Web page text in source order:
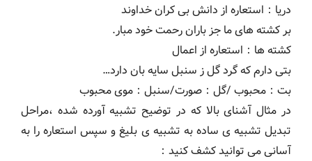
دریا：استعاره از دانش بی کران خداوند
بر کشته های ما جز باران رحمت خود مبار.
کشته ها：استعاره از اعمال
بتی دارم که گرد گل ز سنبل سایه بان دارد…
بت：محبوب /گل：صورت/سنبل：موی محبوب
در مثال آشنای بالا که در توضیح تشبیه آورده شده ،مراحل
تبدیل تشبیه ی ساده به تشبیه ی بلیغ و سپس استعاره را به
آسانی می توانید کشف کنید：